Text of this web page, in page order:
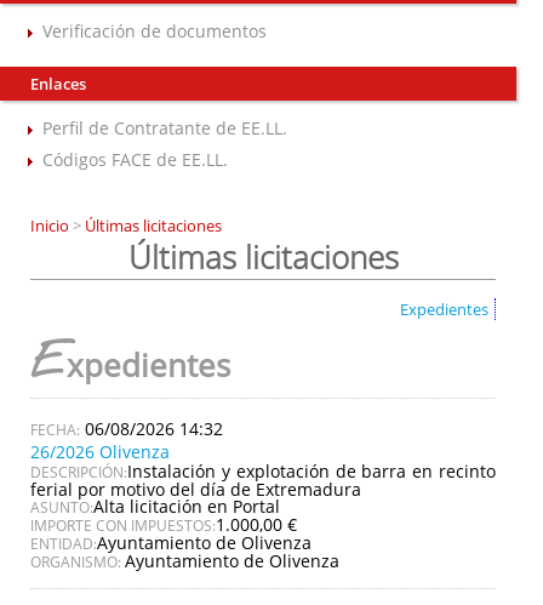
Verificación de documentos
Enlaces
Perfil de Contratante de EE.LL.
Códigos FACE de EE.LL.
Inicio > Últimas licitaciones
Últimas licitaciones
Expedientes
Expedientes
06/08/2026 14:32
26/2026 Olivenza
DESCRIPCIÓN:Instalación y explotación de barra en recinto
ferial por motivo del día de Extremadura
ASUNTO:Alta licitación en Portal
IMPORTE CON IMPUESTOS:1.000,00 €
ENTIDAD:Ayuntamiento de Olivenza
ORGANISMO: Ayuntamiento de Olivenza